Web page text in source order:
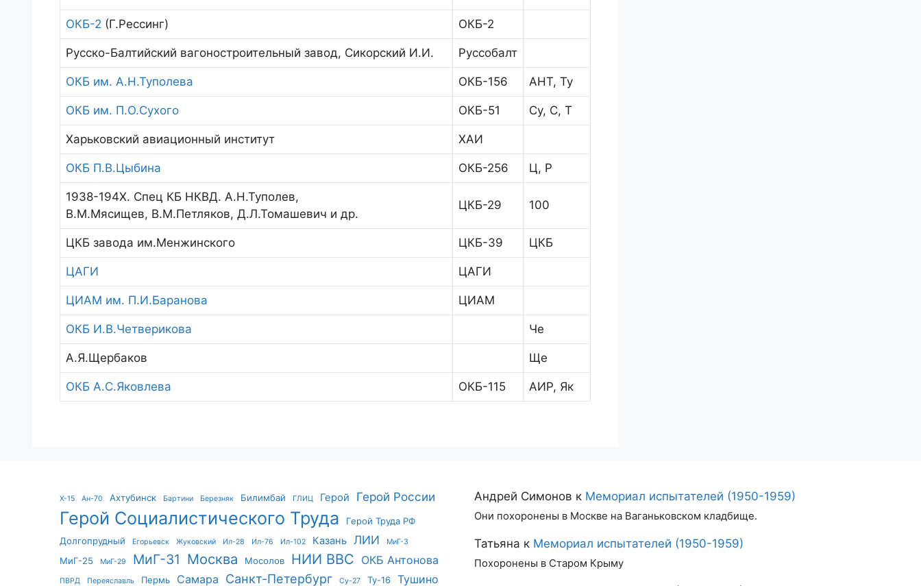
ОКБ-2 (Г.Рессинг) ОКБ-2
Русско-Балтийский вагоностроительный завод, Сикорский И.И. Руссобалт
ОКБ им. А.Н.Туполева ОКБ-156 АНТ, Ту
ОКБ им. П.О.Сухого ОКБ-51 Су, С, Т
Харьковский авиационный институт ХАИ
ОКБ П.В.Цыбина ОКБ-256 Ц, Р
1938-194Х. Спец КБ НКВД. А.Н.Туполев,
В.М.Мясищев, В.М.Петляков, Д.Л.Томашевич и др.
ЦКБ-29 100
ЦКБ завода им.Менжинского ЦКБ-39 ЦКБ
ЦАГИ ЦАГИ
ЦИАМ им. П.И.Баранова ЦИАМ
ОКБ И.В.Четверикова Че
А.Я.Щербаков Ще
ОКБ А.С.Яковлева ОКБ-115 АИР, Як
X-15 Ан-70 Ахтубинск Бартини Березняк Билимбай ГЛИЦ Герой Герой России
Герой Социалистического Труда
Герой Труда РФ
Долгопрудный
Егорьевск Жуковский Ил-28 Ил-76 Ил-102 Казань ЛИИ МиГ-3
МиГ-25 МиГ-29 МиГ-31 Москва Мосолов НИИ ВВС ОКБ Антонова
ПВРД Переяславль Пермь Самара Санкт-Петербург Су-27 Ту-16 Тушино
Андрей Симонов к Мемориал испытателей (1950-1959)
Они похоронены в Москве на Ваганьковском кладбище.
Татьяна к Мемориал испытателей (1950-1959)
Похоронены в Старом Крыму